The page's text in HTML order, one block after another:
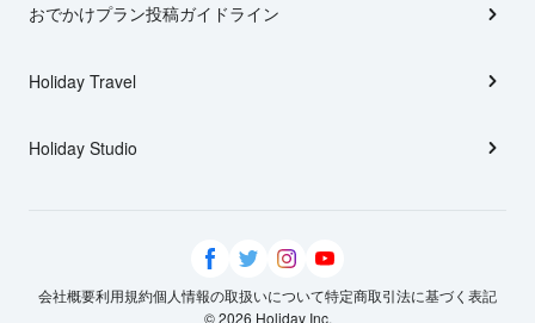
おでかけプラン投稿ガイドライン
Holiday Travel
Holiday Studio
会社概要利用規約個人情報の取扱いについて特定商取引法に基づく表記
© 2026 Holiday Inc.